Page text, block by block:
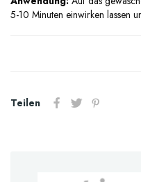
5-10 Minuten einwirken lassen
Teilen